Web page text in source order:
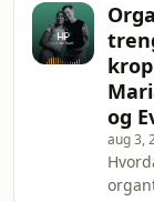
og
aug 3,